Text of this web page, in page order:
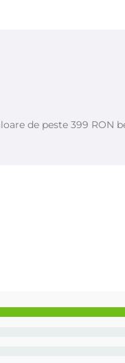
de peste 399 RON